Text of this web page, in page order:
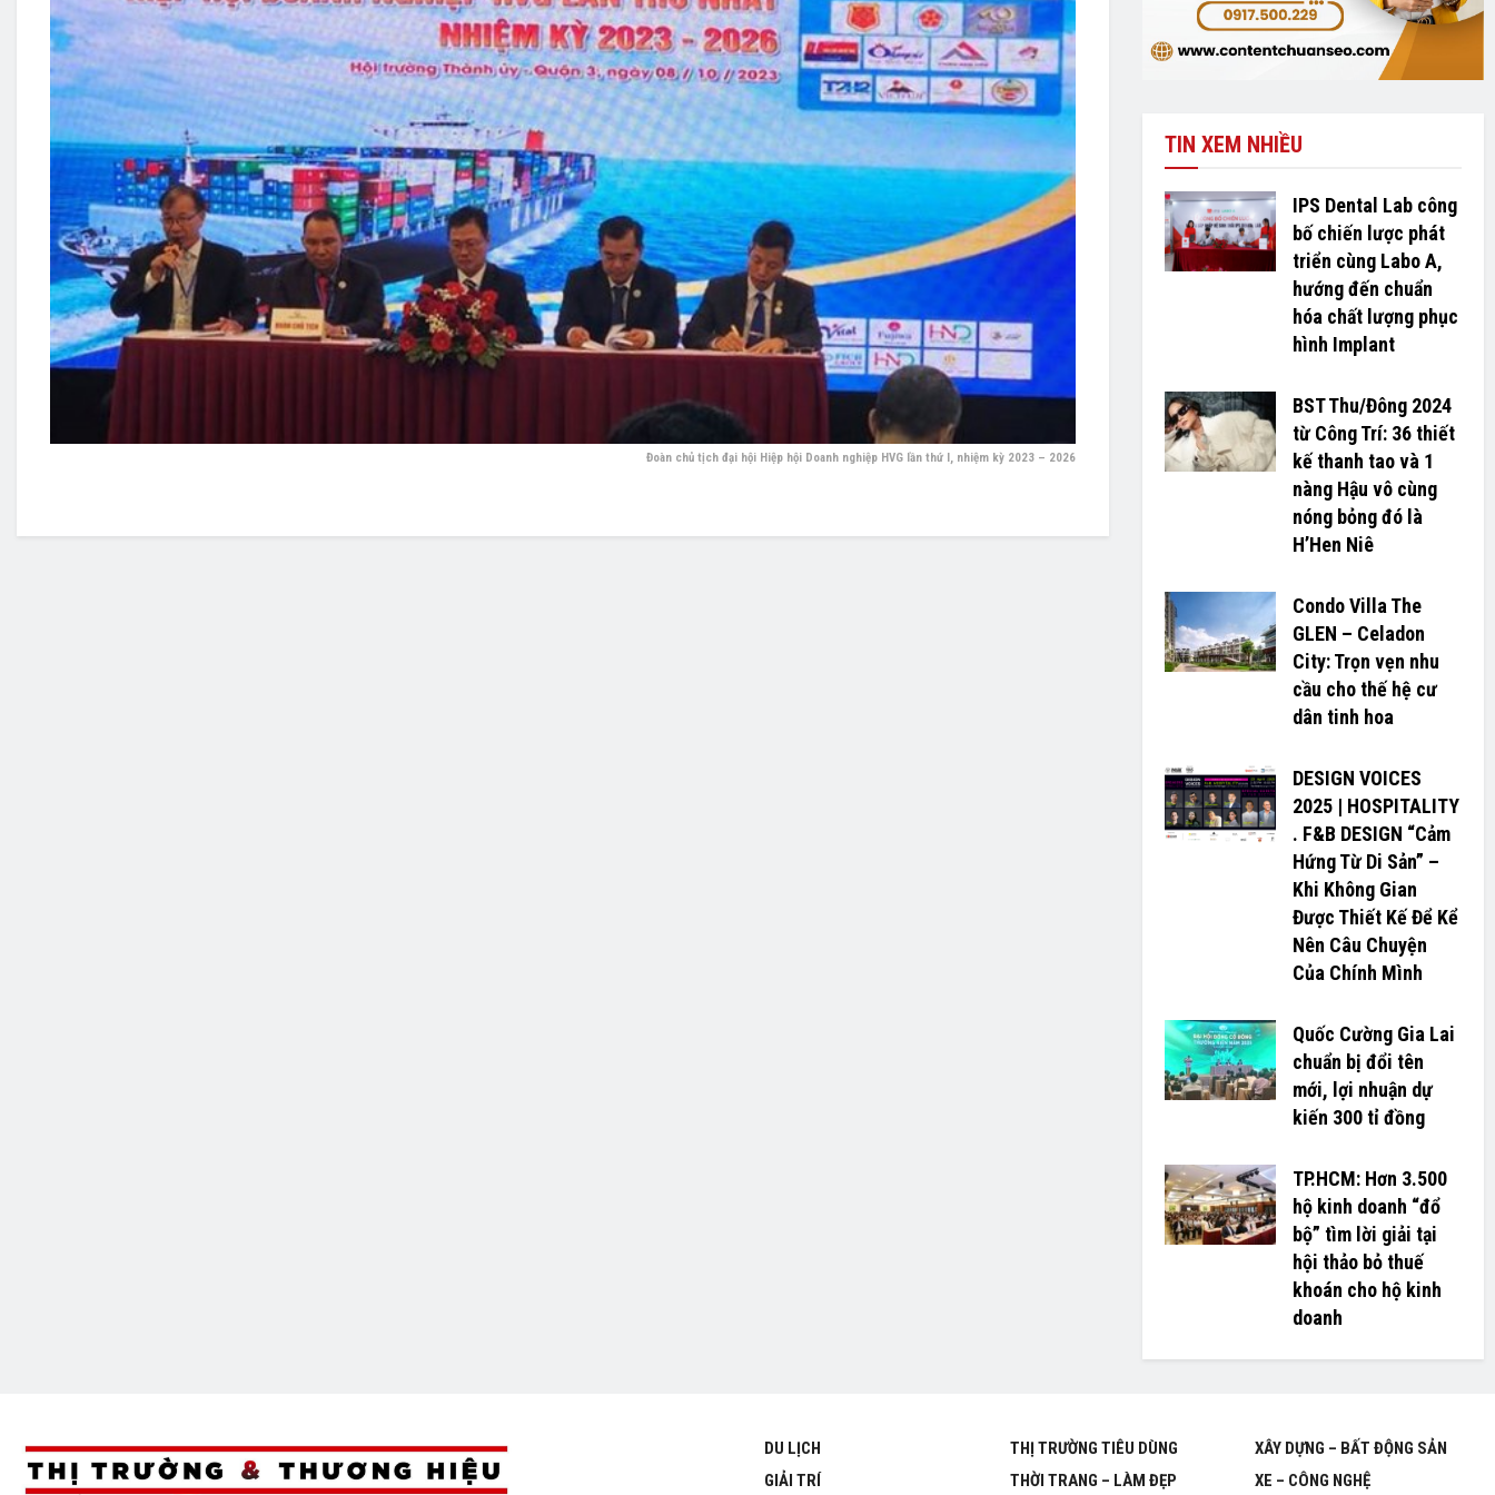
Đoàn chủ tịch đại hội Hiệp hội Doanh nghiệp HVG lần thứ I, nhiệm kỳ 2023 – 2026
TIN XEM NHIỀU
IPS Dental Lab công
bố chiến lược phát
triển cùng Labo A,
hướng đến chuẩn
hóa chất lượng phục
hình Implant
BST Thu/Đông 2024
từ Công Trí: 36 thiết
kế thanh tao và 1
nàng Hậu vô cùng
nóng bỏng đó là
H’H­­­­en Niê
Condo Villa The
GLEN – Celadon
City: Trọn vẹn nhu
cầu cho thế hệ cư
dân tinh hoa
DESIGN VOICES
2025 | HOSPITALITY
. F&B DESIGN “Cảm
Hứng Từ Di Sản” –
Khi Không Gian
Được Thiết Kế Để Kể
Nên Câu Chuyện
Của Chính Mình
Quốc Cường Gia Lai
chuẩn bị đổi tên
mới, lợi nhuận dự
kiến 300 tỉ đồng
TP.HCM: Hơn 3.500
hộ kinh doanh “đổ
bộ” tìm lời giải tại
hội thảo bỏ thuế
khoán cho hộ kinh
doanh
DU LỊCH
GIẢI TRÍ
THỊ TRƯỜNG TIÊU DÙNG
THỜI TRANG – LÀM ĐẸP
XÂY DỰNG – BẤT ĐỘNG SẢN
XE – CÔNG NGHỆ